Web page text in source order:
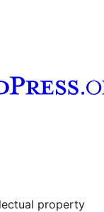
property